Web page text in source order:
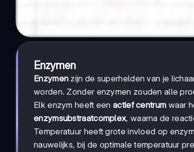
Enzymen
Enzymen zijn de superhelden van je
worden. Zonder enzymen zouden alle
Elk enzym heeft een actief centrum waar
enzymsubstraatcomplex, waarna de
Temperatuur heeft grote invloed op
nauwelijks, bij de optimale temperatuur